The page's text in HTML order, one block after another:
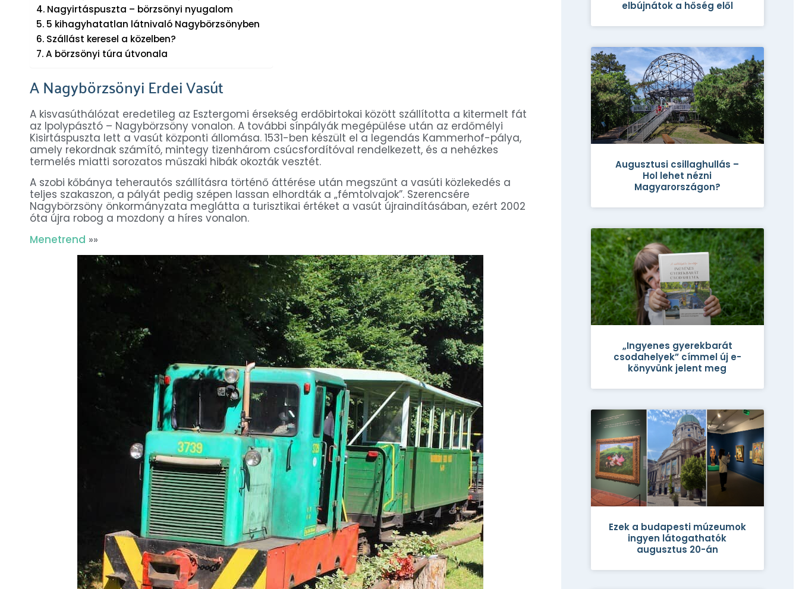
Nagyirtáspuszta – börzsönyi nyugalom
5 kihagyhatatlan látnivaló Nagybörzsönyben
Szállást keresel a közelben?
A börzsönyi túra útvonala
A Nagybörzsönyi Erdei Vasút
A kisvasúthálózat eredetileg az Esztergomi érsekség erdőbirtokai között szállította a kitermelt fát
az Ipolypásztó – Nagybörzsöny vonalon. A további sínpályák megépülése után az erdőmélyi
Kisirtáspuszta lett a vasút központi állomása. 1531-ben készült el a legendás Kammerhof-pálya,
amely rekordnak számító, mintegy tizenhárom csúcsfordítóval rendelkezett, és a nehézkes
termelés miatti sorozatos műszaki hibák okozták vesztét.
A szobi kőbánya teherautós szállításra történő áttérése után megszűnt a vasúti közlekedés a
teljes szakaszon, a pályát pedig szépen lassan elhordták a „fémtolvajok”. Szerencsére
Nagybörzsöny önkormányzata meglátta a turisztikai értéket a vasút újraindításában, ezért 2002
óta újra robog a mozdony a híres vonalon.
Menetrend »»
elbújnátok a hőség elől
Augusztusi csillaghullás –
Hol lehet nézni
Magyarországon?
„Ingyenes gyerekbarát
csodahelyek” címmel új e-
könyvünk jelent meg
Ezek a budapesti múzeumok
ingyen látogathatók
augusztus 20-án